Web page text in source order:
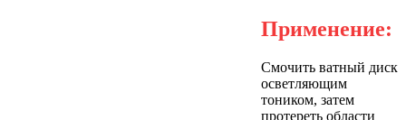
Применение:
Смочить ватный диск
осветляющим
тоником, затем
протереть области